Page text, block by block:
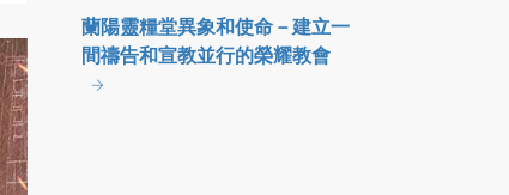
蘭陽靈糧堂異象和使命－建立一
間禱告和宣教並行的榮耀教會